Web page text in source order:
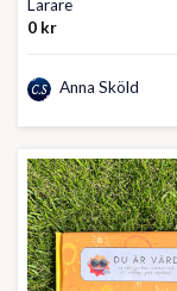
Lärare
0 kr
Anna Sköld